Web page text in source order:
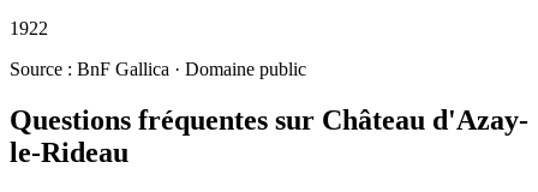
1922
Source : BnF Gallica · Domaine public
Questions fréquentes sur Château d'Azay-
le-Rideau